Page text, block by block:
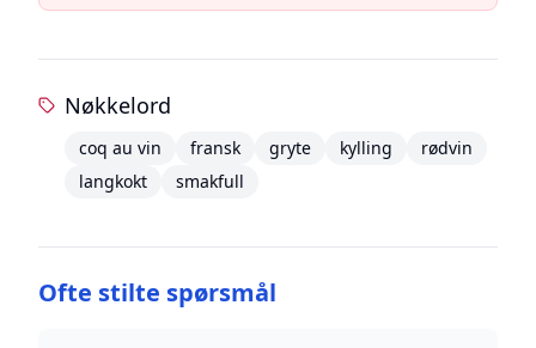
Nøkkelord
coq au vin fransk gryte kylling
rødvin
langkokt
smakfull
Ofte stilte spørsmål